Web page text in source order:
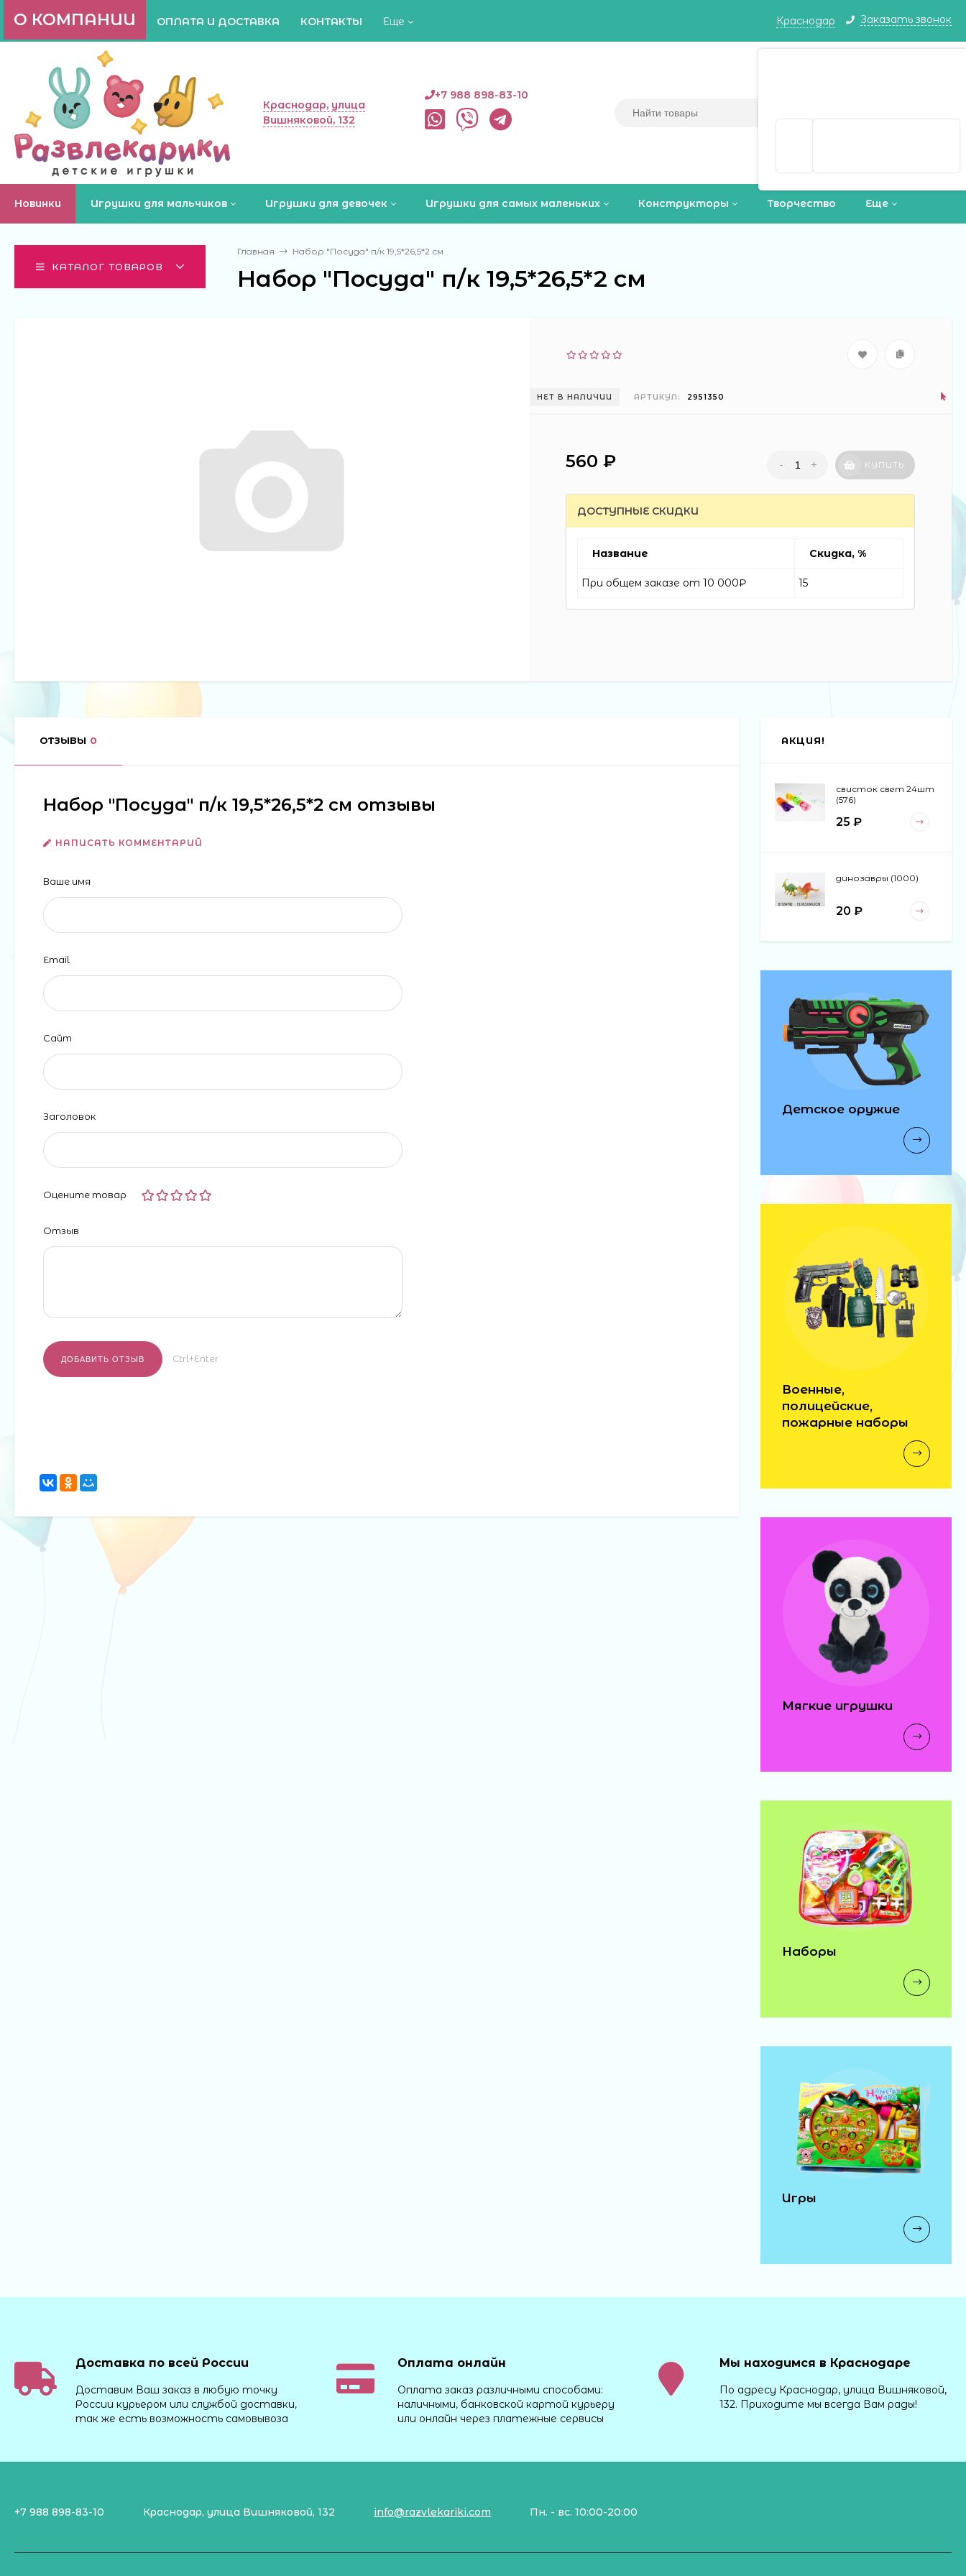
Краснодар Заказать звонок
О КОМПАНИИ ОПЛАТА И ДОСТАВКА КОНТАКТЫ Еще
Краснодар, улица
Вишняковой, 132
+7 988 898-83-10
Новинки Игрушки для мальчиков Игрушки для девочек Игрушки для самых маленьких Конструкторы Творчество Еще
КАТАЛОГ ТОВАРОВ
Главная Набор "Посуда" п/к 19,5*26,5*2 см
Набор "Посуда" п/к 19,5*26,5*2 см
НЕТ В НАЛИЧИИ АРТИКУЛ: 2951350
560 ₽ - + КУПИТЬ
ДОСТУПНЫЕ СКИДКИ
Название Скидка, %
При общем заказе от 10 000₽ 15
ОТЗЫВЫ 0
Набор "Посуда" п/к 19,5*26,5*2 см отзывы
НАПИСАТЬ КОММЕНТАРИЙ
Ваше имя
Email
Сайт
Заголовок
Оцените товар
Отзыв
Ctrl+Enter
АКЦИЯ!
свисток свет 24шт
(576)
25 ₽
динозавры (1000)
20 ₽
Детское оружие
Военные,
полицейские,
пожарные наборы
Мягкие игрушки
Наборы
Игры
Доставка по всей России
Доставим Ваш заказ в любую точку
России курьером или службой доставки,
так же есть возможность самовывоза
Оплата онлайн
Оплата заказ различными способами:
наличными, банковской картой курьеру
или онлайн через платежные сервисы
Мы находимся в Краснодаре
По адресу Краснодар, улица Вишняковой,
132. Приходите мы всегда Вам рады!
+7 988 898-83-10 Краснодар, улица Вишняковой, 132 info@razvlekariki.com Пн. - вс. 10:00-20:00